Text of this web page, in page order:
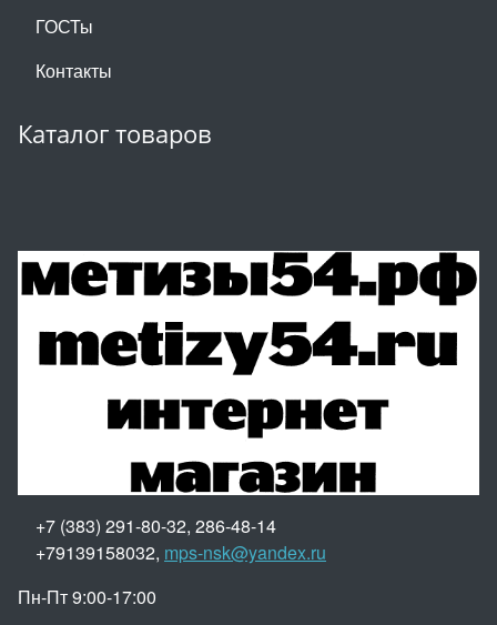
ГОСТы
Контакты
Каталог товаров
+7 (383) 291-80-32, 286-48-14
+79139158032, mps-nsk@yandex.ru
Пн-Пт 9:00-17:00